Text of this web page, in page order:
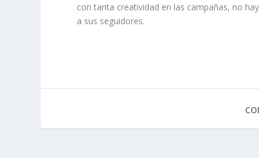
con tanta creatividad en las campañas, no
a sus seguidores.